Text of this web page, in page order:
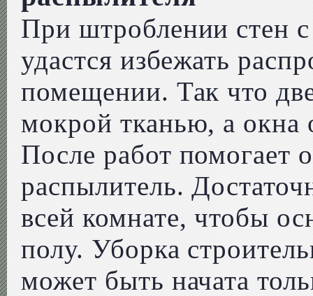
При штроблении стен
удастся избежать
помещении. Так что
мокрой тканью, а окна
После работ помогает
распылитель.
всей комнате, чтобы
полу. Уборка
может быть начата